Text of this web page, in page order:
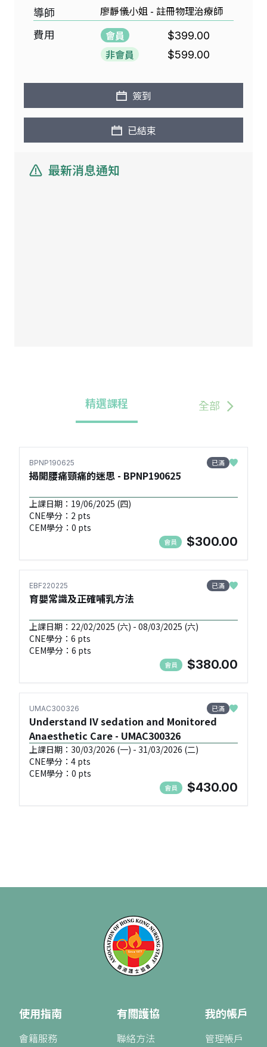
導師 廖靜儀小姐 - 註冊物理治療師
費用 會員 $399.00
非會員 $599.00
簽到
已結束
最新消息通知
精選課程 全部
BPNP190625 已滿
揭開腰痛頸痛的迷思 - BPNP190625
上課日期：19/06/2025 (四)
CNE學分：2 pts
CEM學分：0 pts
會員 $300.00
EBF220225 已滿
育嬰常識及正確哺乳方法
上課日期：22/02/2025 (六) - 08/03/2025 (六)
CNE學分：6 pts
CEM學分：6 pts
會員 $380.00
UMAC300326 已滿
Understand IV sedation and Monitored
Anaesthetic Care - UMAC300326
上課日期：30/03/2026 (一) - 31/03/2026 (二)
CNE學分：4 pts
CEM學分：0 pts
會員 $430.00
使用指南
會籍服務
有關護協
聯絡方法
我的帳戶
管理帳戶